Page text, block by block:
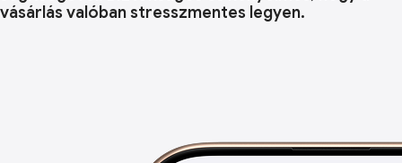
vásárlás valóban stresszmentes legyen.